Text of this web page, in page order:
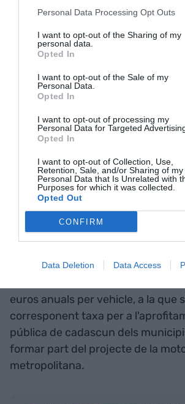
Personal Data Processing Opt Outs
I want to opt-out of the Sharing of my
personal data.
Opted In
I want to opt-out of the Sale of my
Personal Data.
Opted In
I want to opt-out of processing my
Personal Data for Targeted
Opted In
I want to opt-out of Collection, Use,
Retention, Sale, and/or Sharing of my
Personal Data that Is Unrelated with
Purposes for which it was collected.
Opted Out
CONFIRM
Data Deletion Data Access
seva pròpia app i tarifes, de
produirà en cap cas una
servei sota el paraigües de l'AMB.
llicències en cas que algunes
per evitar que es repeteixi la
Barcelona.
Les noves llicències
una vigència de
cadascuna de les
mantindrà la seva
app i tarifes
euros anuals per vehicle, a la que
corresponent taxa per a
pública de cadascun dels
formar part del projecte de la
metropolitana.